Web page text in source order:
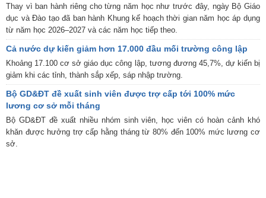
Thay vì ban hành riêng cho từng năm học như trước đây, ngày Bộ Giáo
dục và Đào tạo đã ban hành Khung kế hoạch thời gian năm học áp dụng
từ năm học 2026–2027 và các năm học tiếp theo.
Cả nước dự kiến giảm hơn 17.000 đầu mối trường công lập
Khoảng 17.100 cơ sở giáo dục công lập, tương đương 45,7%, dự kiến bị
giảm khi các tỉnh, thành sắp xếp, sáp nhập trường.
Bộ GD&ĐT đề xuất sinh viên được trợ cấp tới 100% mức
lương cơ sở mỗi tháng
Bộ GD&ĐT đề xuất nhiều nhóm sinh viên, học viên có hoàn cảnh khó
khăn được hưởng trợ cấp hằng tháng từ 80% đến 100% mức lương cơ
sở.